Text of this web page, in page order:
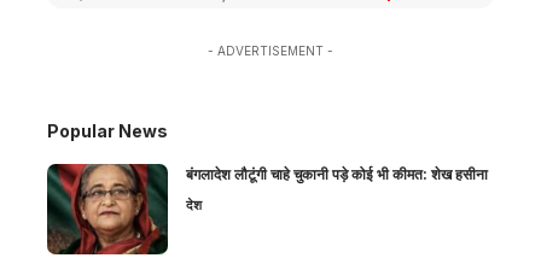
- ADVERTISEMENT -
Popular News
बंगलादेश लौटूंगी चाहे चुकानी पड़े कोई भी कीमत: शेख हसीना
देश